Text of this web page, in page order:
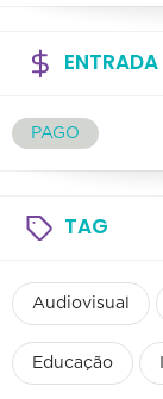
ENTRADA
PAGO
TAG
Audiovisual
Educação